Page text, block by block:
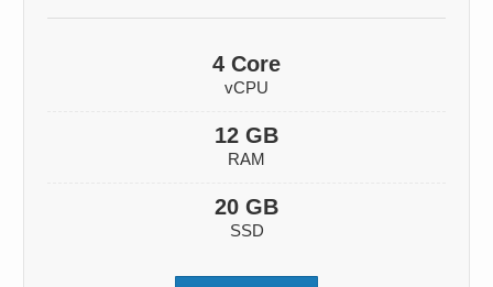
4 Core
vCPU
12 GB
RAM
20 GB
SSD